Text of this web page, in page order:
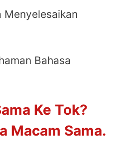
Menyelesaikan
Bahasa
Ke Tok?
Macam Sama.